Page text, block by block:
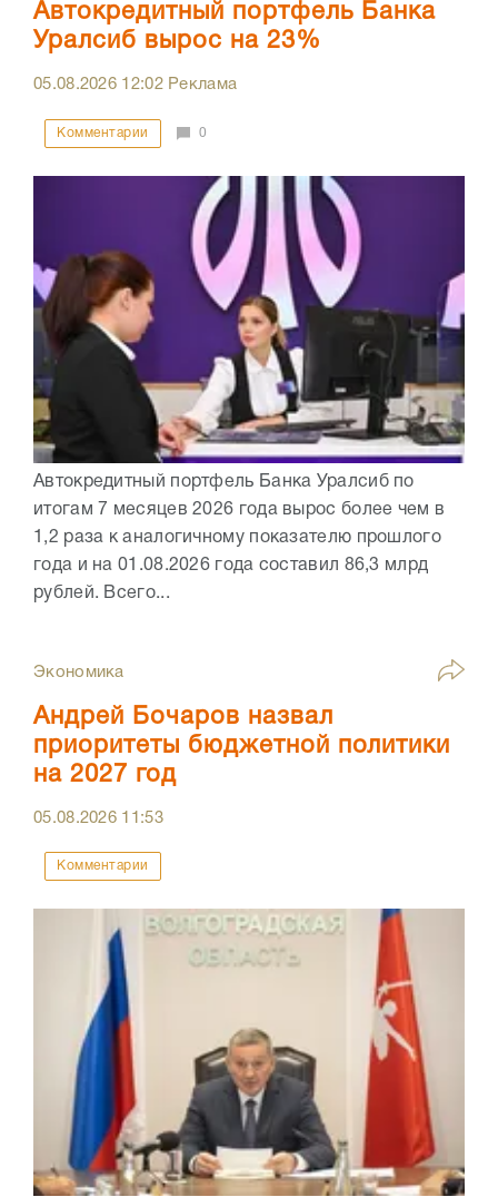
Автокредитный портфель Банка
Уралсиб вырос на 23%
05.08.2026 12:02Реклама
Комментарии 0
Автокредитный портфель Банка Уралсиб по
итогам 7 месяцев 2026 года вырос более чем в
1,2 раза к аналогичному показателю прошлого
года и на 01.08.2026 года составил 86,3 млрд
рублей. Всего...
Экономика
Андрей Бочаров назвал
приоритеты бюджетной политики
на 2027 год
05.08.2026 11:53
Комментарии